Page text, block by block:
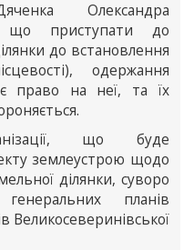
Олександра
приступати до
до встановлення
одержання
право на неї, та їх
що буде
землеустрою щодо
ділянки, суворо
планів
Великосеверинівської